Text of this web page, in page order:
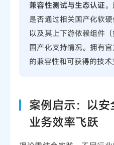
兼容性测试与生态认证
是否通过相关国产化软硬
以及其上下游依赖组件
国产化支持情况。拥有
的兼容性和可获得的技术
案例启示：以
业务效率飞跃